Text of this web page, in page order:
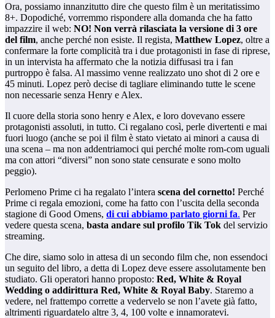
Ora, possiamo innanzitutto dire che questo film è un meritatissimo
8+. Dopodiché, vorremmo rispondere alla domanda che ha fatto
impazzire il web: NO! Non verrà rilasciata la versione di 3 ore
del film, anche perché non esiste. Il regista, Matthew Lopez, oltre a
confermare la forte complicità tra i due protagonisti in fase di riprese,
in un intervista ha affermato che la notizia diffusasi tra i fan
purtroppo è falsa. Al massimo venne realizzato uno shot di 2 ore e
45 minuti. Lopez però decise di tagliare eliminando tutte le scene
non necessarie senza Henry e Alex.
Il cuore della storia sono henry e Alex, e loro dovevano essere
protagonisti assoluti, in tutto. Ci regalano così, perle divertenti e mai
fuori luogo (anche se poi il film è stato vietato ai minori a causa di
una scena – ma non addentriamoci qui perché molte rom-com uguali
ma con attori “diversi” non sono state censurate e sono molto
peggio).
Perlomeno Prime ci ha regalato l’intera scena del cornetto! Perché
Prime ci regala emozioni, come ha fatto con l’uscita della seconda
stagione di Good Omens, di cui abbiamo parlato giorni fa. Per
vedere questa scena, basta andare sul profilo Tik Tok del servizio
streaming.
Che dire, siamo solo in attesa di un secondo film che, non essendoci
un seguito del libro, a detta di Lopez deve essere assolutamente ben
studiato. Gli operatori hanno proposto: Red, White & Royal
Wedding o addirittura Red, White & Royal Baby. Staremo a
vedere, nel frattempo corrette a vedervelo se non l’avete già fatto,
altrimenti riguardatelo altre 3, 4, 100 volte e innamoratevi.